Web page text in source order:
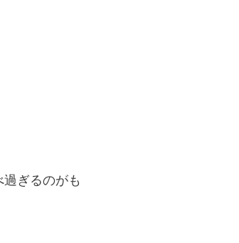
ぎるのがも